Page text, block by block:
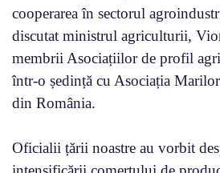
cooperarea în sectorul
discutat ministrul agriculturii,
membrii Asociațiilor de profil
într-o ședință cu Asociația
din România.
Oficialii țării noastre au vorbit